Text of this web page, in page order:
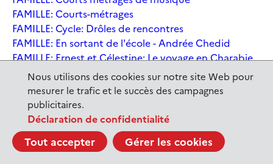
Nous utilisons des cookies sur notre site Web pour
mesurer le trafic et le succès des campagnes
publicitaires.
Déclaration de confidentialité
Tout accepter Gérer les cookies
FAMILLE: Courts-métrages
FAMILLE: Cycle: Drôles de rencontres
FAMILLE: En sortant de l'école - Andrée Chedid
FAMILLE: Ernest et Célestine: Le voyage en Charabie
FAMILLE: Festival International du court métrage
Clermont-Ferrand
FAMILLE: Kina et Yuk, renards de la banquise
FAMILLE: La Pat' Patrouille : La Super Patrouille, le film
FAMILLE: Le dernier jaguarFAMILLE: Le Dirigeable volé
FAMILLE: Le Nid du TigreFAMILLE: Le Tableau